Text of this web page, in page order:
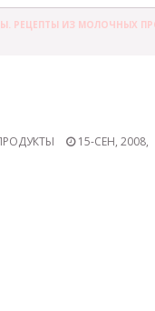
РЕЦЕПТЫ ИЗ МОЛОЧНЫХ
15-СЕН, 2008,